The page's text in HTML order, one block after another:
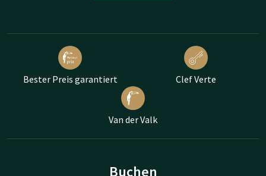
Bester Preis garantiert Clef Verte
Van der Valk
Buchen